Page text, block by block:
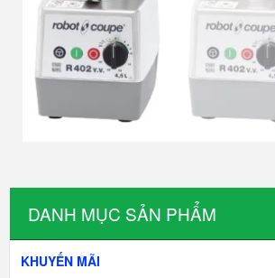
DANH MỤC SẢN PHẨM
KHUYẾN MÃI